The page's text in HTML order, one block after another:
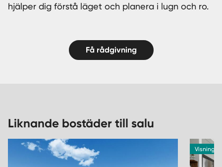
hjälper dig förstå läget och planera i lugn och ro.
Få rådgivning
Liknande bostäder till salu
Visning